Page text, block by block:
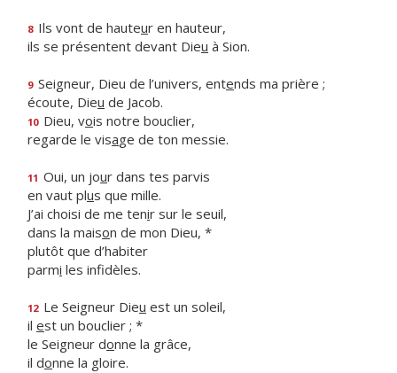
8 Ils vont de hauteur en hauteur,
ils se présentent devant Dieu à Sion.
9 Seigneur, Dieu de l’univers, entends ma prière ;
écoute, Dieu de Jacob.
10 Dieu, vois notre bouclier,
regarde le visage de ton messie.
11 Oui, un jour dans tes parvis
en vaut plus que mille.
J’ai choisi de me tenir sur le seuil,
dans la maison de mon Dieu, *
plutôt que d’habiter
parmi les infidèles.
12 Le Seigneur Dieu est un soleil,
il est un bouclier ; *
le Seigneur donne la grâce,
il donne la gloire.